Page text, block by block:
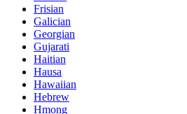
Frisian
Galician
Georgian
Gujarati
Haitian
Hausa
Hawaiian
Hebrew
Hmong